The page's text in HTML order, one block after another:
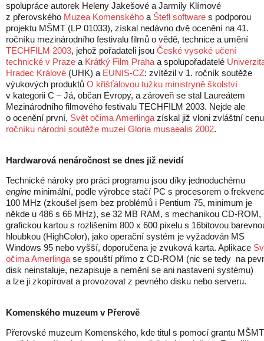
spolupráce autorek Heleny Jakešové a Jarmily Klímové
z přerovského Muzea Komenského a Štefl software s podporou
projektu MŠMT (LP 01033), získal nedávno dvě ocenění na 41.
ročníku mezinárodního festivalu filmů o vědě, technice a umění
TECHFILM 2003, jehož pořadateli jsou České vysoké učení
technické v Praze a Krátký Film Praha a spolupořadatelé
Hradec Králové (UHK) a EUNIS-CZ: zvítězil v 1. ročník soutěže
výukových produktů O křišťálovou tužku ministryně školství
v kategorii C – Já, občan Evropy, a zároveň se stal Laureátem
Mezinárodního filmového festivalu TECHFILM 2003. Nejde ale
o ocenění první, Svět očima Amerlinga získal již vloni zvláštní
ročníku národní soutěže muzeí Gloria musaealis 2002.
Hardwarová nenáročnost se dnes již nevidí
Technické nároky pro práci programu jsou díky jednoduchému
engine minimální, podle výrobce stačí PC s procesorem o
100 MHz (zkoušel jsem bez problémů i Pentium 75, minimum je
někde u 486 s 66 MHz), se 32 MB RAM, s mechanikou CD-ROM,
grafickou kartou s rozlišením 800 x 600 pixelu s 16bitovou
hloubkou (HighColor), jako operační systém je vyžadován MS
Windows 95 nebo vyšší, doporučena je zvuková karta. Aplikace
očima Amerlinga se spouští přímo z CD-ROM (nic se tedy na
disk neinstaluje, nezapisuje a nemění se ani nastavení systému)
a lze ji zkopírovat a provozovat z pevného disku nebo serveru.
Komenského muzeum v Přerově
Přerovské muzeum Komenského, kde titul s pomocí grantu MŠMT